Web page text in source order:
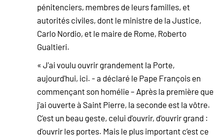
pénitenciers, membres de leurs familles, et
autorités civiles, dont le ministre de la Justice,
Carlo Nordio, et le maire de Rome, Roberto
Gualtieri.
« J'ai voulu ouvrir grandement la Porte,
aujourd'hui, ici. - a déclaré le Pape François en
commençant son homélie – Après la première que
j'ai ouverte à Saint Pierre, la seconde est la vôtre.
C'est un beau geste, celui d'ouvrir, d'ouvrir grand :
d'ouvrir les portes. Mais le plus important c’est ce